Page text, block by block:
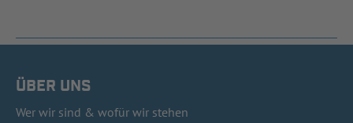
ÜBER UNS
Wer wir sind & wofür wir stehen